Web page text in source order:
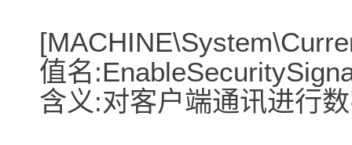
值名
含义:对客户端通讯进行